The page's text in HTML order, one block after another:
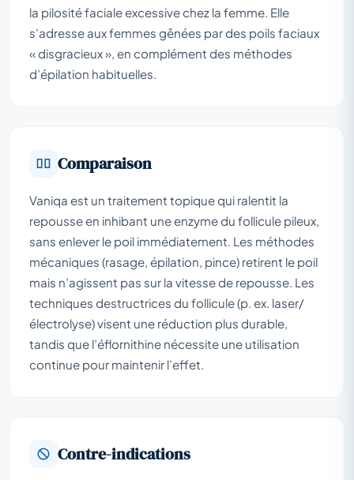
la pilosité faciale excessive chez la femme. Elle
s’adresse aux femmes gênées par des poils faciaux
« disgracieux », en complément des méthodes
d’épilation habituelles.
Comparaison
Vaniqa est un traitement topique qui ralentit la
repousse en inhibant une enzyme du follicule pileux,
sans enlever le poil immédiatement. Les méthodes
mécaniques (rasage, épilation, pince) retirent le poil
mais n’agissent pas sur la vitesse de repousse. Les
techniques destructrices du follicule (p. ex. laser/
électrolyse) visent une réduction plus durable,
tandis que l’éflornithine nécessite une utilisation
continue pour maintenir l’effet.
Contre-indications